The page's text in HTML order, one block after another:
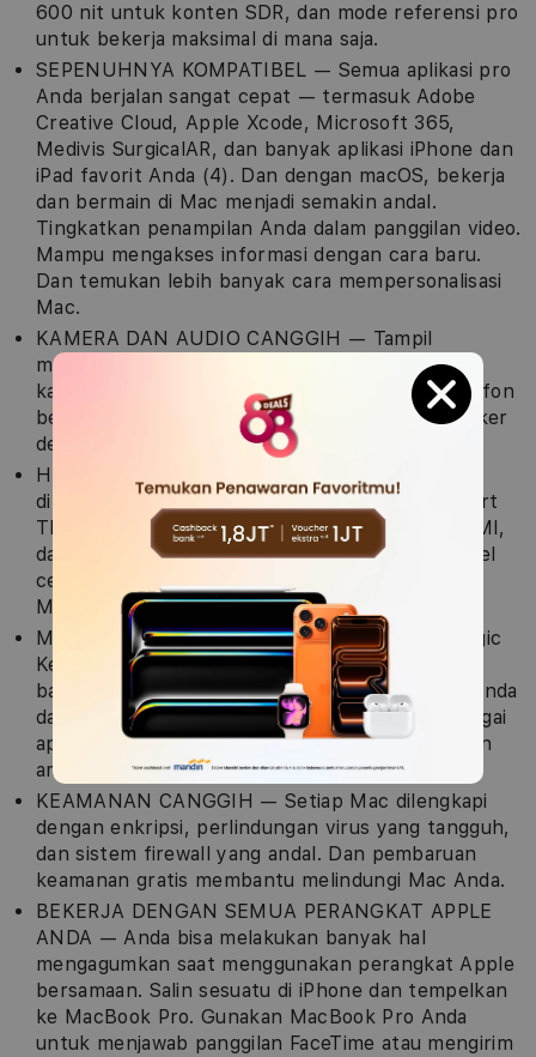
600 nit untuk konten SDR, dan mode referensi pro
untuk bekerja maksimal di mana saja.
SEPENUHNYA KOMPATIBEL — Semua aplikasi pro
Anda berjalan sangat cepat — termasuk Adobe
Creative Cloud, Apple Xcode, Microsoft 365,
Medivis SurgicalAR, dan banyak aplikasi iPhone dan
iPad favorit Anda (4). Dan dengan macOS, bekerja
dan bermain di Mac menjadi semakin andal.
Tingkatkan penampilan Anda dalam panggilan video.
Mampu mengakses informasi dengan cara baru.
Dan temukan lebih banyak cara mempersonalisasi
Mac.
KAMERA DAN AUDIO CANGGIH — Tampil
menawan dan terdengar menakjubkan dengan
kamera FaceTime HD 1080p, deretan tiga mikrofon
berkualitas studio, dan sistem suara enam speaker
dengan Audio Spasial.
HUBUNGKAN SEMUANYA — MacBook Pro ini
dilengkapi port pengisian daya MagSafe, dua port
Thunderbolt/USB 4, slot kartu SDXC, port HDMI,
dan jek headphone. Nikmati konektivitas nirkabel
cepat dengan Wi-Fi 6E (5) dan Bluetooth 5.3.
Mendukung satu layar eksternal.
MAGIC KEYBOARD DENGAN TOUCH ID — Magic
Keyboard dengan lampu latar dilengkapi dengan
baris tombol fungsi penuh dan Touch ID, agar Anda
dapat membuka kunci Mac dan masuk ke berbagai
aplikasi dan situs web dengan cepat, mudah, dan
aman.
KEAMANAN CANGGIH — Setiap Mac dilengkapi
dengan enkripsi, perlindungan virus yang tangguh,
dan sistem firewall yang andal. Dan pembaruan
keamanan gratis membantu melindungi Mac Anda.
BEKERJA DENGAN SEMUA PERANGKAT APPLE
ANDA — Anda bisa melakukan banyak hal
mengagumkan saat menggunakan perangkat Apple
bersamaan. Salin sesuatu di iPhone dan tempelkan
ke MacBook Pro. Gunakan MacBook Pro Anda
untuk menjawab panggilan FaceTime atau mengirim